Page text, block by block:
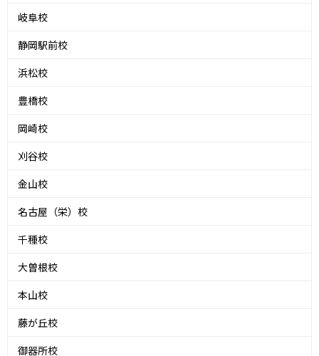
岐阜校
静岡駅前校
浜松校
豊橋校
岡崎校
刈谷校
金山校
名古屋（栄）校
千種校
大曽根校
本山校
藤が丘校
御器所校